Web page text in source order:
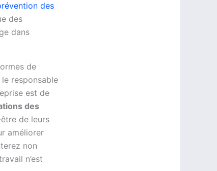
des
des
dans
de
le responsable
est de
des
de leurs
améliorer
non
n’est